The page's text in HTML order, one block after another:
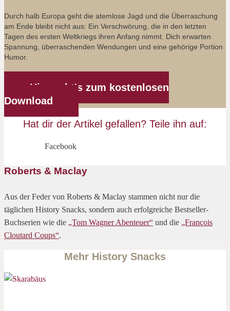
Durch halb Europa geht die atemlose Jagd und die Überraschung
am Ende bleibt nicht aus: Ein Verschwörung, die in den letzten
Tagen des ersten Weltkriegs ihren Anfang nimmt. Dich erwarten
Spannung, überraschenden Wendungen und eine gehörige Portion
Humor.
Hier geht's zum kostenlosen
Download
Hat dir der Artikel gefallen? Teile ihn auf:
Facebook
Roberts & Maclay
Aus der Feder von Roberts & Maclay stammen nicht nur die
täglichen History Snacks, sondern auch erfolgreiche Bestseller-
Buchserien wie die „Tom Wagner Abenteuer“ und die „François
Cloutard Coups“.
Mehr History Snacks